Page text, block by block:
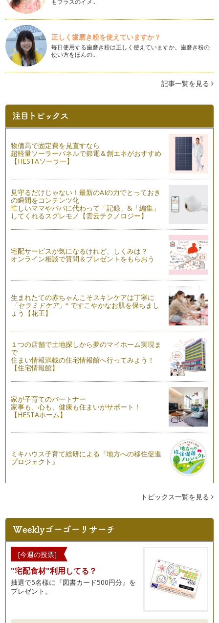
正しく歯磨き粉を使えていますか？
毎日使用する歯磨き粉は正しく使えていますか。歯磨き粉の
使い方をほんの…
記事一覧を見る
物価高で固定費を見直すなら
超軽量ソーラーパネルで節電＆創エネがおすすめ
【HESTAソーラー】
見守るだけじゃない！最新のAIの力でとっておき
の瞬間をコンテンツ化
忙しいママやパパに代わって「記録」&「編集」
してくれるスグレモノ【雲云テクノロジー】
宅配サービスが気になるけれど、しくみは？
オンライン相談で質問＆プレゼントをもらおう
生まれたての赤ちゃんこそスキンケアは丁寧に
「セラミドケア」※ ですこやかなお肌を保ちまし
ょう【花王】
１つの店舗で土地探しから夢のマイホーム実現ま
で
住まい情報満載の住宅情報館へ行ってみよう！
【住宅情報館】
家が子育てのパートナー
家事も、心も、健康も住まいがサポート！
【HESTAホーム】
ミキハウス子育て総研による『地方への移住促進
プロジェクト』
トピックス一覧を見る
[今週の投票]
"宅配食材"利用してる？
抽選で5名様に『図書カード500円分』を
プレゼント。